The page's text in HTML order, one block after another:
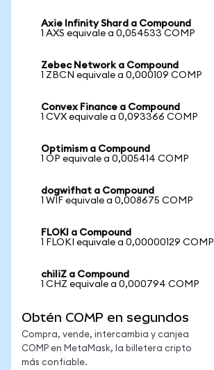
Axie Infinity Shard a Compound
1 AXS equivale a 0,054533 COMP
Zebec Network a Compound
1 ZBCN equivale a 0,000109 COMP
Convex Finance a Compound
1 CVX equivale a 0,093366 COMP
Optimism a Compound
1 OP equivale a 0,005414 COMP
dogwifhat a Compound
1 WIF equivale a 0,008675 COMP
FLOKI a Compound
1 FLOKI equivale a 0,00000129 COMP
chiliZ a Compound
1 CHZ equivale a 0,000794 COMP
Obtén COMP en segundos
Compra, vende, intercambia y canjea
COMP en MetaMask, la billetera cripto
más confiable.